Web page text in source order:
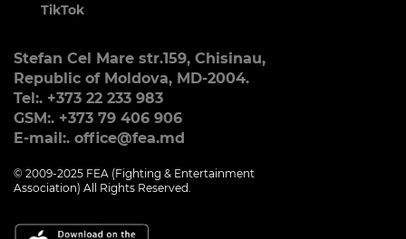
TikTok
Stefan Cel Mare str.159, Chisinau,
Republic of Moldova, MD-2004.
Tel:. +373 22 233 983
GSM:. +373 79 406 906
E-mail:. office@fea.md
© 2009-2025 FEA (Fighting & Entertainment
Association) All Rights Reserved.